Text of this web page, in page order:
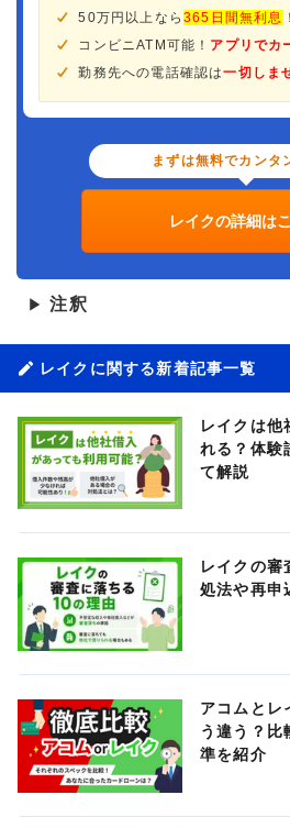
50万円以上なら365日間無利息
！
コンビニATM可能！ アプリでカ
勤務先への電話確認は一切しま
まずは無料でカンタ
レイクの詳細は
▶ 注釈
レイクに関する新着記事一覧
レイクは他
れる？体験
て解説
レイクの審
処法や再申
アコムとレ
う違う？比
準を紹介